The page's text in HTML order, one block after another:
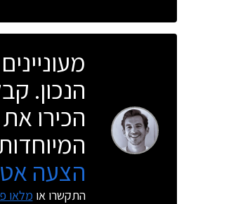
הנכון.
הכירו
הצעה
התקשרו או מלאו